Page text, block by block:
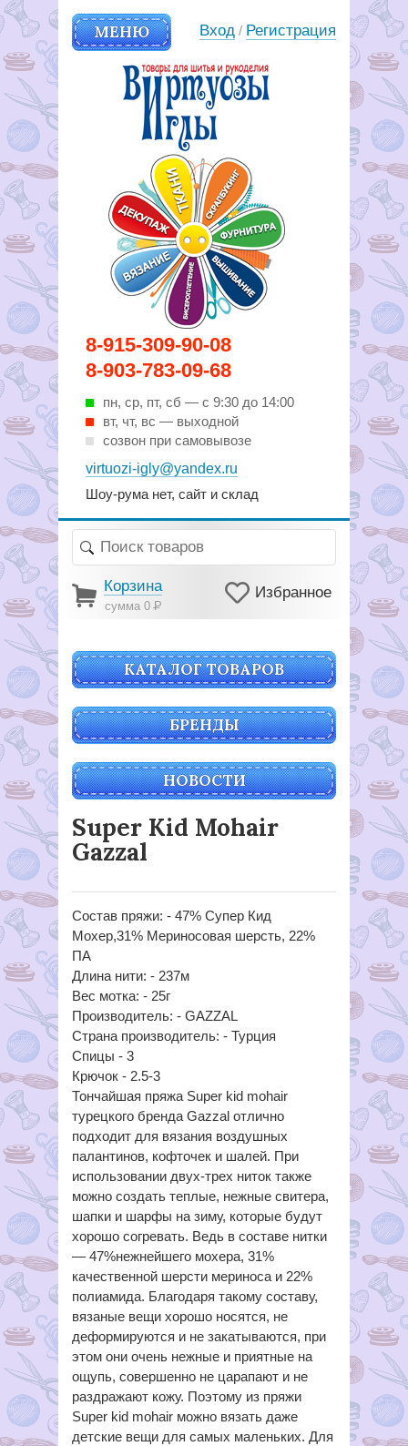
8-915-309-90-08
8-903-783-09-68
пн, ср, пт, cб — с 9:30 до 14:00
вт, чт, вс — выходной
созвон при самовывозе
virtuozi-igly@yandex.ru
Шоу-рума нет, сайт и склад
МЕНЮ
Вирутозы иглы. Товары для
шитья и рукоделья
Вход / Регистрация
Корзина
сумма 0Р
Избранное
КАТАЛОГ ТОВАРОВ
БРЕНДЫ
НОВОСТИ
Super Kid Mohair
Gazzal
Состав пряжи: - 47% Супер Кид
Мохер,31% Мериносовая шерсть, 22%
ПА
Длина нити: - 237м
Вес мотка: - 25г
Производитель: - GAZZAL
Страна производитель: - Турция
Спицы - 3
Крючок - 2.5-3
Тончайшая пряжа Super kid mohair
турецкого бренда Gazzal отлично
подходит для вязания воздушных
палантинов, кофточек и шалей. При
использовании двух-трех ниток также
можно создать теплые, нежные свитера,
шапки и шарфы на зиму, которые будут
хорошо согревать. Ведь в составе нитки
— 47%нежнейшего мохера, 31%
качественной шерсти мериноса и 22%
полиамида. Благодаря такому составу,
вязаные вещи хорошо носятся, не
деформируются и не закатываются, при
этом они очень нежные и приятные на
ощупь, совершенно не царапают и не
раздражают кожу. Поэтому из пряжи
Super kid mohair можно вязать даже
детские вещи для самых маленьких. Для